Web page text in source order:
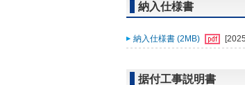
納入仕様書
納入仕様書 (2MB)
据付工事説明書